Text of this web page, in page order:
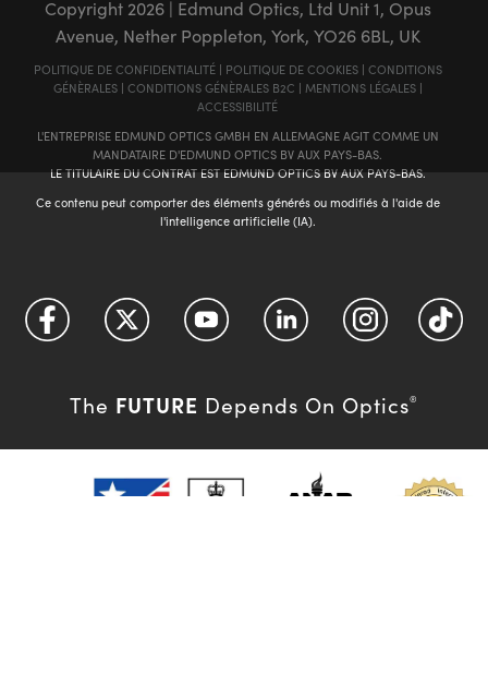
Copyright 2026| Edmund Optics, Ltd Unit 1, Opus
Avenue, Nether Poppleton, York, YO26 6BL, UK
POLITIQUE DE CONFIDENTIALITÉ| POLITIQUE DE COOKIES| CONDITIONS
GÉNÈRALES| CONDITIONS GÉNÈRALES B2C | MENTIONS LÉGALES|
ACCESSIBILITÉ
L'ENTREPRISE EDMUND OPTICS GMBH EN ALLEMAGNE AGIT COMME UN
MANDATAIRE D'EDMUND OPTICS BV AUX PAYS-BAS.
LE TITULAIRE DU CONTRAT EST EDMUND OPTICS BV AUX PAYS-BAS.
Ce contenu peut comporter des éléments générés ou modifiés à l'aide de
l'intelligence artificielle (IA).
The FUTURE Depends On Optics®